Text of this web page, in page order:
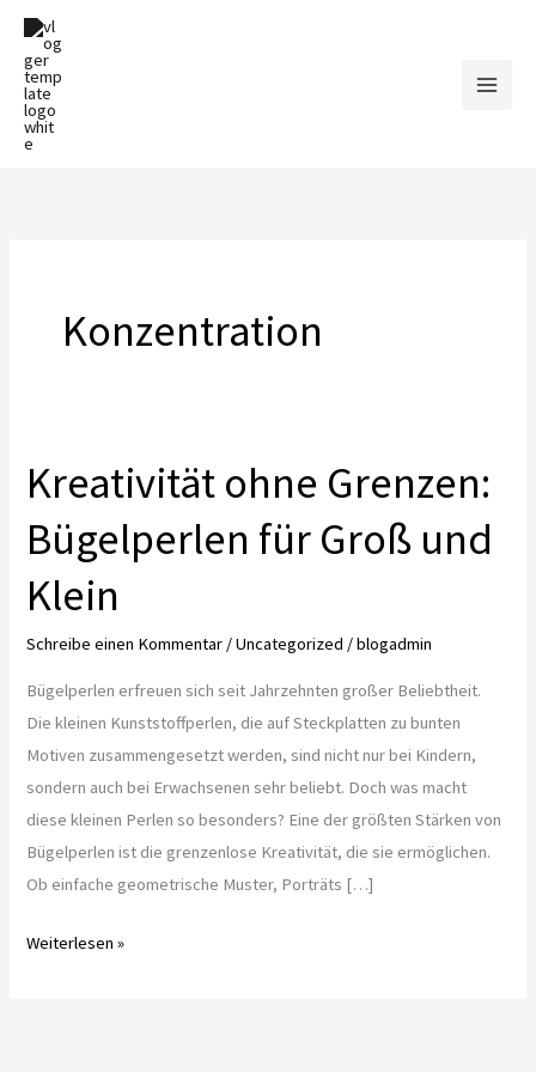
Zum
springen
Konzentration
Kreativität ohne Grenzen:
Bügelperlen für Groß und
Klein
Schreibe einen Kommentar /Uncategorized /blogadmin
Bügelperlen erfreuen sich seit Jahrzehnten großer Beliebtheit.
Die kleinen Kunststoffperlen, die auf Steckplatten zu bunten
Motiven zusammengesetzt werden, sind nicht nur bei Kindern,
sondern auch bei Erwachsenen sehr beliebt. Doch was macht
diese kleinen Perlen so besonders? Eine der größten Stärken von
Bügelperlen ist die grenzenlose Kreativität, die sie ermöglichen.
Ob einfache geometrische Muster, Porträts […]
Kreativität
Weiterlesen »